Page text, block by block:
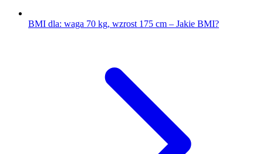
BMI dla: waga 70 kg, wzrost 175 cm – Jakie BMI?